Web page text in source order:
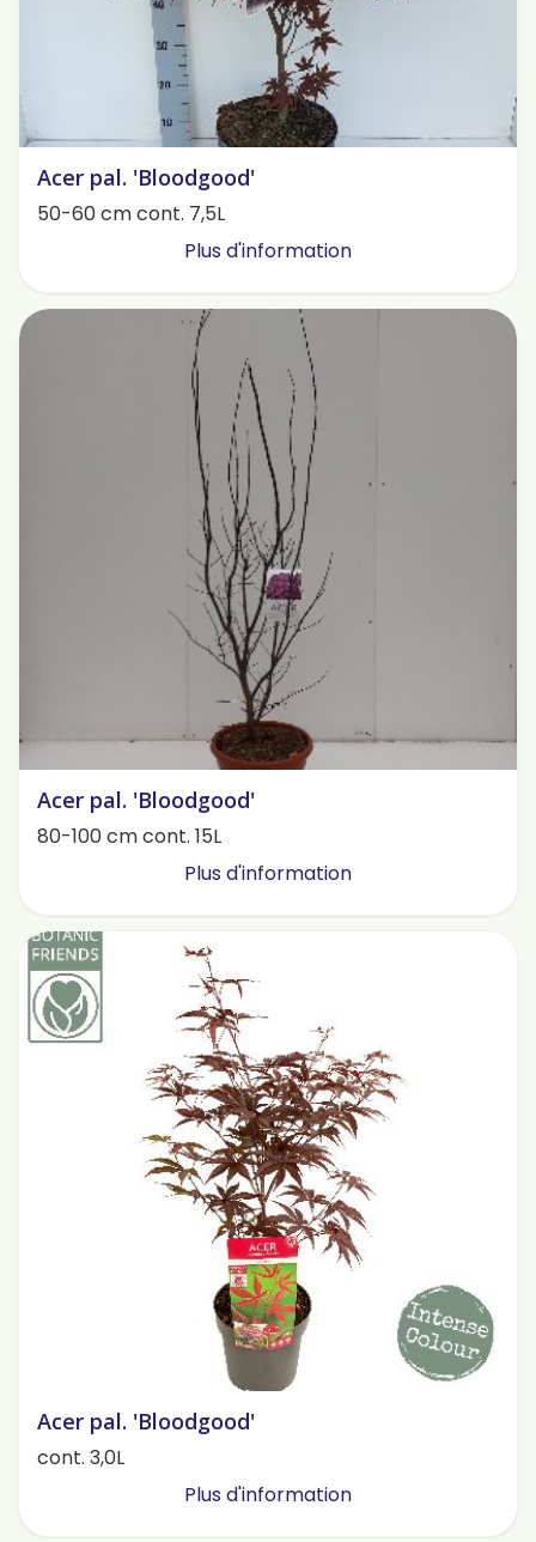
Acer pal. 'Bloodgood'
50-60 cm cont. 7,5L
Plus d'information
Acer pal. 'Bloodgood'
80-100 cm cont. 15L
Plus d'information
Acer pal. 'Bloodgood'
cont. 3,0L
Plus d'information